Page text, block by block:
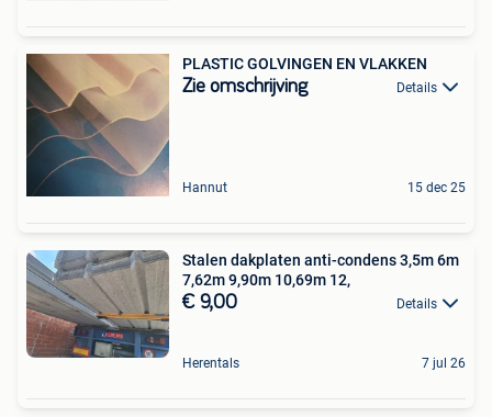
PLASTIC GOLVINGEN EN VLAKKEN
Zie omschrijving Details
Hannut 15 dec 25
Stalen dakplaten anti-condens 3,5m 6m
7,62m 9,90m 10,69m 12,
€ 9,00 Details
Herentals 7 jul 26